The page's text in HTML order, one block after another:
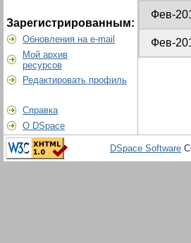
Зарегистрированным:
Обновления на e-mail
Мой архив
ресурсов
Редактировать профиль
Справка
О DSpace
Фев-
Фев-
DSpace Software